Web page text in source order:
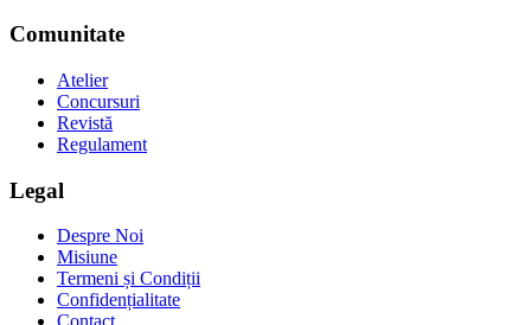
Comunitate
Atelier
Concursuri
Revistă
Regulament
Legal
Despre Noi
Misiune
Termeni și Condiții
Confidențialitate